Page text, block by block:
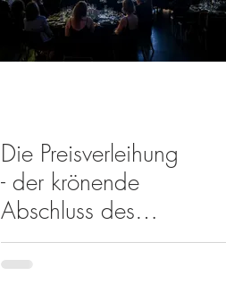
Die Preisverleihung
- der krönende
Abschluss des
Wettbewerbs der
Exzellenz